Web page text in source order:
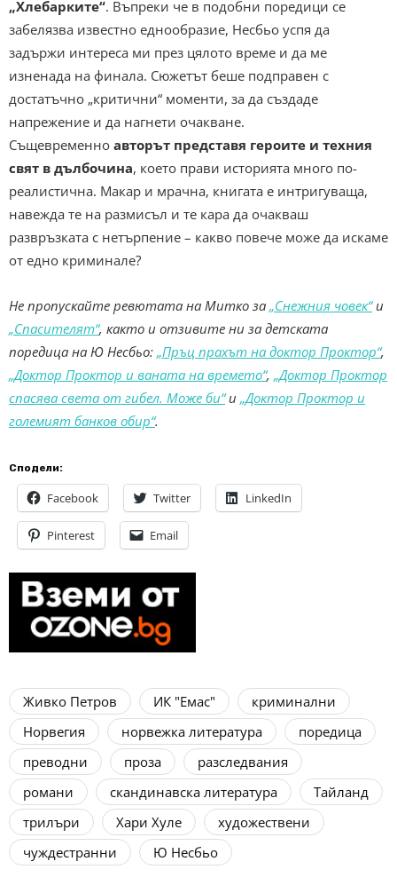
„Хлебарките“. Въпреки че в подобни поредици се
забелязва известно еднообразие, Несбьо успя да
задържи интереса ми през цялото време и да ме
изненада на финала. Сюжетът беше подправен с
достатъчно „критични“ моменти, за да създаде
напрежение и да нагнети очакване.
Същевременно авторът представя героите и техния
свят в дълбочина, което прави историята много по-
реалистична. Макар и мрачна, книгата е интригуваща,
навежда те на размисъл и те кара да очакваш
развръзката с нетърпение – какво повече може да искаме
от едно криминале?
Не пропускайте ревютата на Митко за „Снежния човек“и
„Спасителят“, както и отзивите ни за детската
поредица на Ю Несбьо: „Пръц прахът на доктор Проктор“,
„Доктор Проктор и ваната на времето“, „Доктор Проктор
спасява света от гибел. Може би“и „Доктор Проктор и
големият банков обир“.
Сподели:
Facebook Twitter LinkedIn
Pinterest Email
Живко Петров ИК "Емас"
криминални
Норвегия
норвежка литература
поредица
преводни
проза
разследвания
романи
скандинавска литература
Тайланд
трилъри
Хари Хуле
художествени
чуждестранни
Ю Несбьо